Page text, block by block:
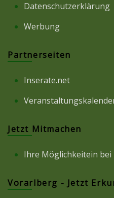
Datenschutzerklärung
Werbung
Partnerseiten
Inserate.net
Jetzt Mitmachen
Ihre Möglichkeitein bei
Vorarlberg - Jetzt